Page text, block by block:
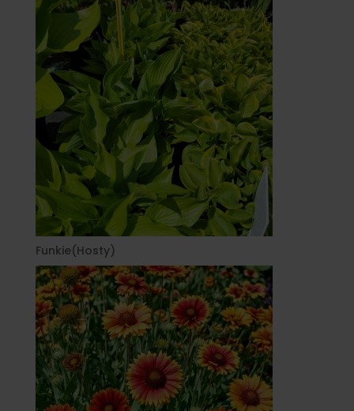
Funkie(Hosty)